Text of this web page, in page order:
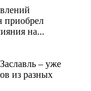
приобрел
на...
– уже
из разных